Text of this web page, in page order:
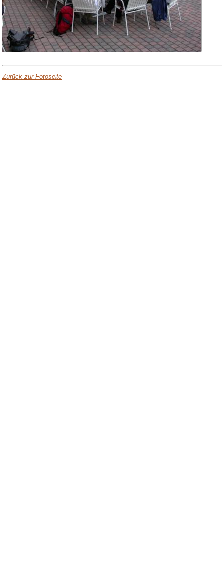
Zurück zur Fotoseite